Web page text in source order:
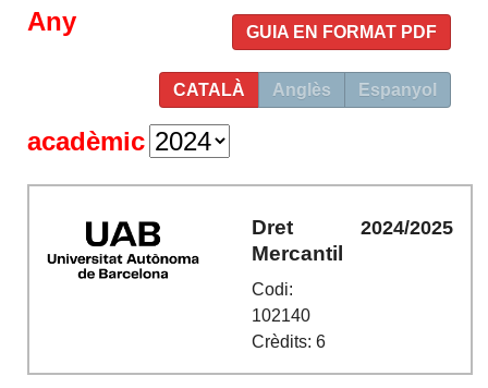
GUIA EN FORMAT PDF
CATALÀ Anglès Espanyol
Any
acadèmic
Dret
Mercantil
Codi:
102140
Crèdits: 6
2024/2025